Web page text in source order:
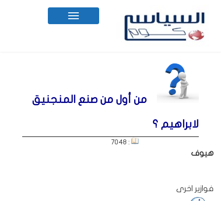
Toggle
navigation
من أول من صنع المنجنيق
لابراهيم ؟
: 7048
هيوف
فوازير اخرى